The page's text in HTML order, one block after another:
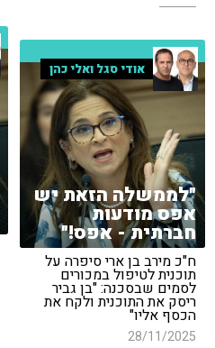
אודי סגל ואלי כהן
"לממשלה הזאת יש
אפס מודעות
חברתית - אפס!"
ח"כ מירב בן ארי סיפרה על
תוכנית לטיפול במכורים
לסמים שבסכנה: "בן גביר
ריסק את התוכנית ולקח את
הכסף אליו"
28/11/2025